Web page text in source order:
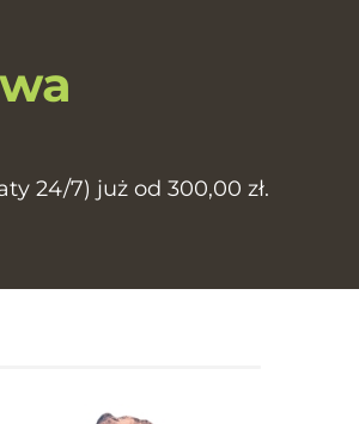
24/7) już od 300,00 zł.